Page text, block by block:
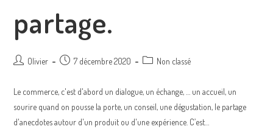
partage.
Olivier 7 décembre 2020 Non classé
Le commerce, c'est d'abord un dialogue, un échange, … un accueil, un
sourire quand on pousse la porte, un conseil, une dégustation, le partage
d'anecdotes autour d'un produit ou d'une expérience. C’est…